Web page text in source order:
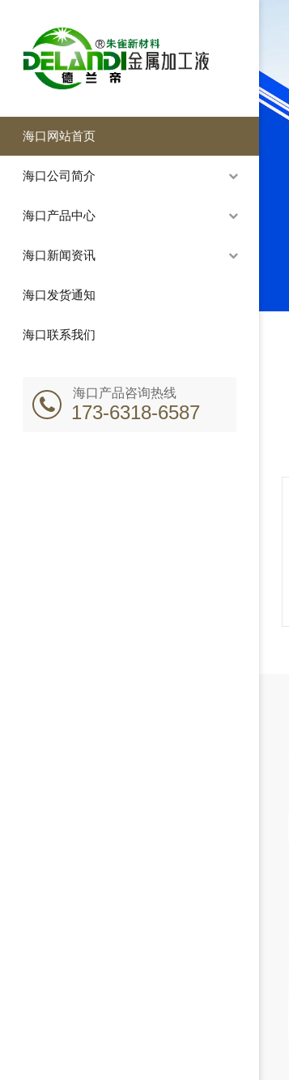
海口网站首页
海口公司简介
海口产品中心
海口新闻资讯
海口发货通知
海口联系我们
海口产品咨询热线
173-6318-6587